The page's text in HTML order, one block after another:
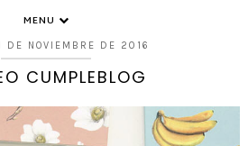
MENU
DE NOVIEMBRE DE 2016
CUMPLEBLOG